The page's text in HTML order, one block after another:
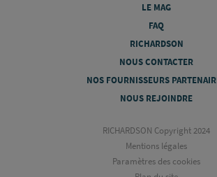
LE MAG
FAQ
RICHARDSON
NOUS CONTACTER
NOS FOURNISSEURS
NOUS REJOINDRE
RICHARDSON Copyright 2024
Mentions légales
Paramètres des cookies